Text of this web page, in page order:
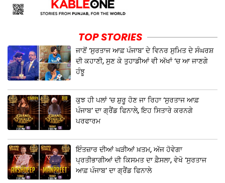
TOP STORIES
ਜਾਣੋਂ ‘ਸੁਰਤਾਜ ਆਫ਼ ਪੰਜਾਬ’ ਦੇ ਵਿਨਰ ਸੁਮਿਤ ਦੇ ਸੰਘਰਸ਼
ਦੀ ਕਹਾਣੀ, ਸੁਣ ਕੇ ਤੁਹਾਡੀਆਂ ਵੀ ਅੱਖਾਂ ‘ਚ ਆ ਜਾਣਗੇ
ਹੰਝੂ
ਕੁਝ ਹੀ ਪਲਾਂ ‘ਚ ਸ਼ੁਰੂ ਹੋਣ ਜਾ ਰਿਹਾ ‘ਸੁਰਤਾਜ ਆਫ਼
ਪੰਜਾਬ’ ਦਾ ਗ੍ਰੈਂਡ ਫਿਨਾਲੇ, ਇਹ ਸਿਤਾਰੇ ਕਰਨਗੇ
ਪਰਫਾਰਮ
ਇੰਤਜ਼ਾਰ ਦੀਆਂ ਘੜੀਆਂ ਖ਼ਤਮ, ਅੱਜ ਹੋਵੇਗਾ
ਪ੍ਰਤੀਭਾਗੀਆਂ ਦੀ ਕਿਸਮਤ ਦਾ ਫ਼ੈਸਲਾ, ਵੇਖੋ ‘ਸੁਰਤਾਜ
ਆਫ਼ ਪੰਜਾਬ’ ਦਾ ਗ੍ਰੈਂਡ ਫਿਨਾਲੇ